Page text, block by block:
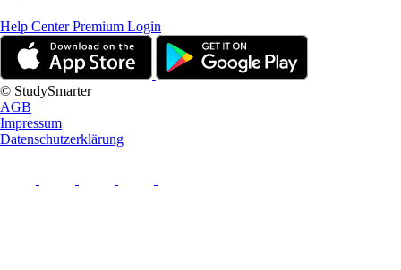
Help CenterPremium Login
© StudySmarter
AGB
Impressum
Datenschutzerklärung